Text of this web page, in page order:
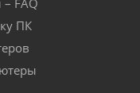
FAQ
ПК